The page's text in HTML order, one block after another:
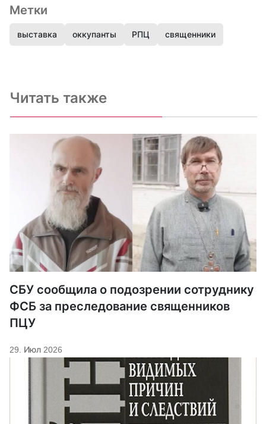
Метки
выставка оккупанты РПЦ священники
Читать также
СБУ сообщила о подозрении сотруднику
ФСБ за преследование священников
ПЦУ
29. Июл 2026